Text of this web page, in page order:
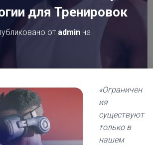
для Тренировок
от admin на
«Ограничен
ия
существуют
только в
нашем